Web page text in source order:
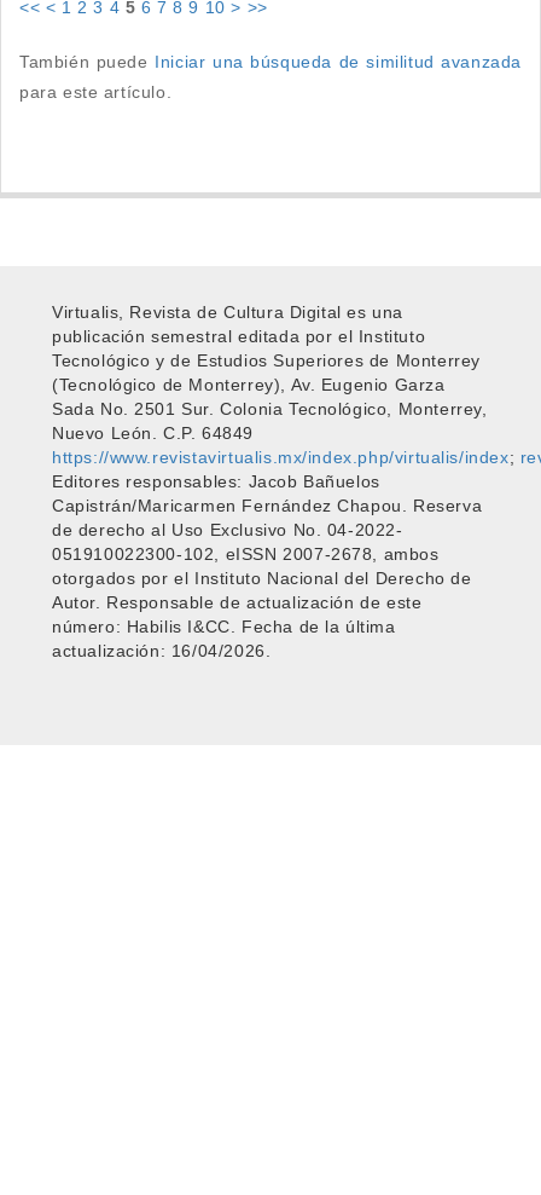
<< < 1 2 3 4 5 6 7 8 9 10 > >>
También puede Iniciar una búsqueda de similitud avanzada
para este artículo.
Virtualis, Revista de Cultura Digital es una
publicación semestral editada por el Instituto
Tecnológico y de Estudios Superiores de Monterrey
(Tecnológico de Monterrey), Av. Eugenio Garza
Sada No. 2501 Sur. Colonia Tecnológico, Monterrey,
Nuevo León. C.P. 64849
https://www.revistavirtualis.mx/index.php/virtualis/index;
Editores responsables: Jacob Bañuelos
Capistrán/Maricarmen Fernández Chapou. Reserva
de derecho al Uso Exclusivo No. 04-2022-
051910022300-102, eISSN 2007-2678, ambos
otorgados por el Instituto Nacional del Derecho de
Autor. Responsable de actualización de este
número: Habilis I&CC. Fecha de la última
actualización: 16/04/2026.